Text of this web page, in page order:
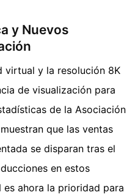
y Nuevos
virtual y la resolución 8K
de visualización para
de la Asociación
que las ventas
se disparan tras el
en estos
ahora la prioridad para